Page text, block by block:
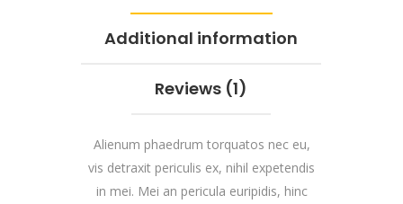
Additional information
Reviews (1)
Alienum phaedrum torquatos nec eu,
vis detraxit periculis ex, nihil expetendis
in mei. Mei an pericula euripidis, hinc